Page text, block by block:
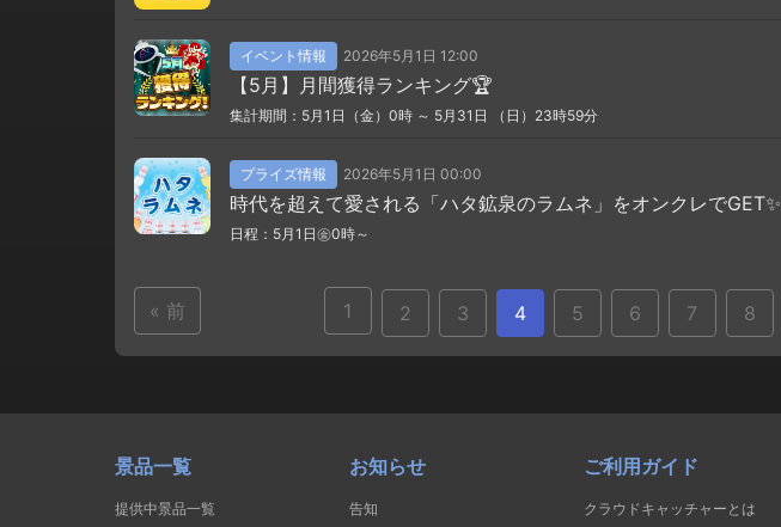
イベント情報 2026年5月1日 12:00
【5月】月間獲得ランキング🏆
集計期間：5月1日（金）0時 ～ 5月31日 （日）23時59分
プライズ情報 2026年5月1日 00:00
時代を超えて愛される「ハタ鉱泉のラムネ」をオンクレでGET✨
日程：5月1日㊎0時～
« 前 1 2 3 4 5 6 7 8
景品一覧
提供中景品一覧
お知らせ
告知
ご利用ガイド
クラウドキャッチャーとは